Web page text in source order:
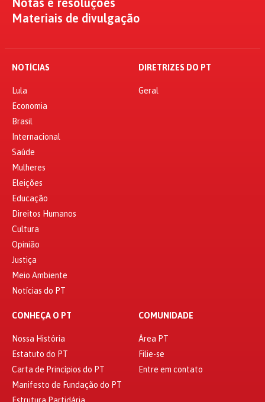
Materiais de divulgação
NOTÍCIAS
Lula
Economia
Brasil
Internacional
Saúde
Mulheres
Eleições
Educação
Direitos Humanos
Cultura
Opinião
Justiça
Meio Ambiente
Notícias do PT
DIRETRIZES DO PT
Geral
CONHEÇA O PT
Nossa História
Estatuto do PT
Carta de Princípios do PT
Manifesto de Fundação do PT
COMUNIDADE
Área PT
Filie-se
Entre em contato